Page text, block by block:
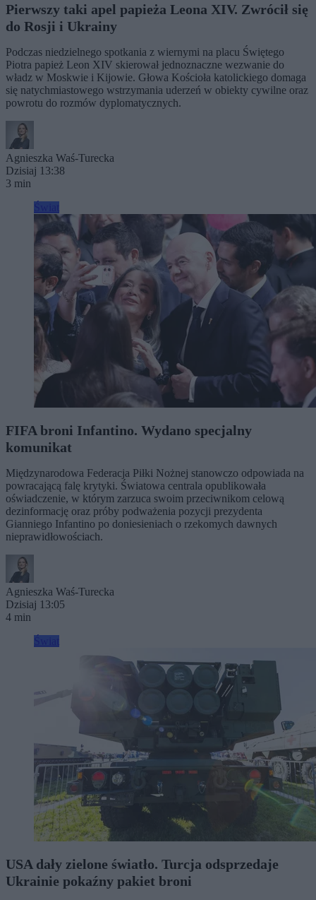
Pierwszy taki apel papieża Leona XIV. Zwrócił się
do Rosji i Ukrainy
Podczas niedzielnego spotkania z wiernymi na placu Świętego
Piotra papież Leon XIV skierował jednoznaczne wezwanie do
władz w Moskwie i Kijowie. Głowa Kościoła katolickiego domaga
się natychmiastowego wstrzymania uderzeń w obiekty cywilne oraz
powrotu do rozmów dyplomatycznych.
Agnieszka Waś-Turecka
Dzisiaj 13:38
3 min
FIFA broni Infantino. Wydano specjalny
komunikat
Międzynarodowa Federacja Piłki Nożnej stanowczo odpowiada na
powracającą falę krytyki. Światowa centrala opublikowała
oświadczenie, w którym zarzuca swoim przeciwnikom celową
dezinformację oraz próby podważenia pozycji prezydenta
Gianniego Infantino po doniesieniach o rzekomych dawnych
nieprawidłowościach.
Agnieszka Waś-Turecka
Dzisiaj 13:05
4 min
USA dały zielone światło. Turcja odsprzedaje
Ukrainie pokaźny pakiet broni